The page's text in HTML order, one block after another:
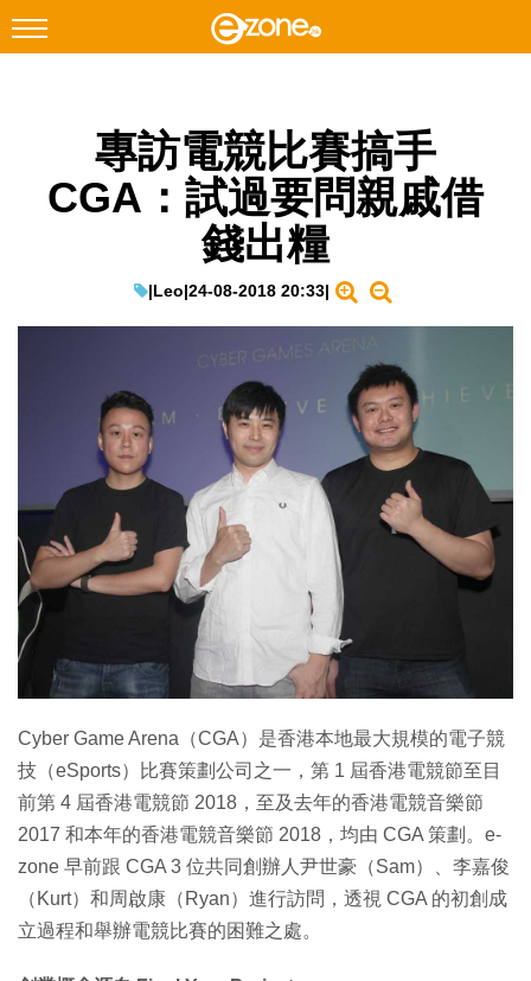
Facebook Instagram
科技焦點
教學評測
生成式AI與雲端應用
Enterprise Digital Transformation
特集
專訪電競比賽搞手
CGA：試過要問親戚借
錢出糧
|Leo|24-08-2018 20:33|
Cyber Game Arena（CGA）是香港本地最大規模的電子競
技（eSports）比賽策劃公司之一，第 1 屆香港電競節至目
前第 4 屆香港電競節 2018，至及去年的香港電競音樂節
2017 和本年的香港電競音樂節 2018，均由 CGA 策劃。e-
zone 早前跟 CGA 3 位共同創辦人尹世豪（Sam）、李嘉俊
（Kurt）和周啟康（Ryan）進行訪問，透視 CGA 的初創成
立過程和舉辦電競比賽的困難之處。